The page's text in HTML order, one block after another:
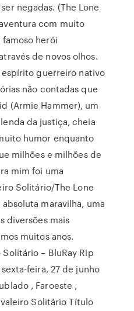
negadas. (The Lone
com muito
herói
de novos olhos.
espírito guerreiro nativo
não contadas que
(Armie Hammer), um
da justiça, cheia
humor enquanto
milhões e milhões de
mim foi uma
Solitário/The Lone
maravilha, uma
diversões mais
muitos anos.
Solitário – BluRay Rip
feira, 27 de junho
, Faroeste ,
Solitário Título